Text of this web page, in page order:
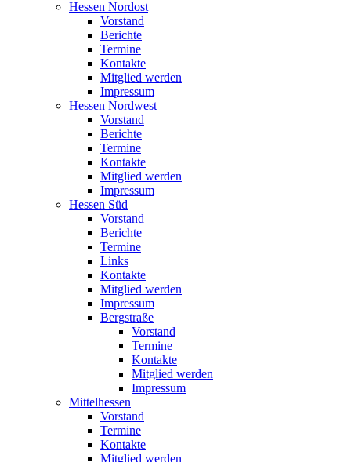
Hessen Nordost
Vorstand
Berichte
Termine
Kontakte
Mitglied werden
Impressum
Hessen Nordwest
Vorstand
Berichte
Termine
Kontakte
Mitglied werden
Impressum
Hessen Süd
Vorstand
Berichte
Termine
Links
Kontakte
Mitglied werden
Impressum
Bergstraße
Vorstand
Termine
Kontakte
Mitglied werden
Impressum
Mittelhessen
Vorstand
Termine
Kontakte
Mitglied werden